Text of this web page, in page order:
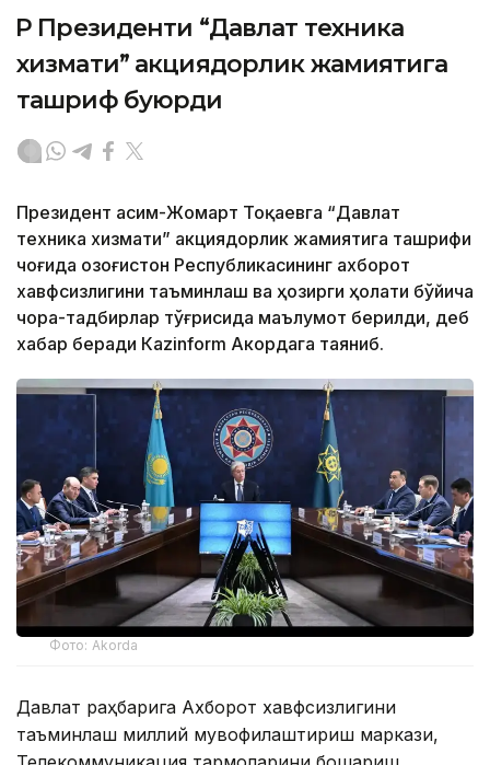
ҚР Президенти “Давлат техника
хизмати” акциядорлик жамиятига
ташриф буюрди
Президент Қасим-Жомарт Тоқаевга “Давлат
техника хизмати” акциядорлик жамиятига ташрифи
чоғида Қозоғистон Республикасининг ахборот
хавфсизлигини таъминлаш ва ҳозирги ҳолати бўйича
чора-тадбирлар тўғрисида маълумот берилди, деб
хабар беради Каzinform Акордага таяниб.
Фото: Akorda
Давлат раҳбарига Ахборот хавфсизлигини
таъминлаш миллий мувофиқлаштириш маркази,